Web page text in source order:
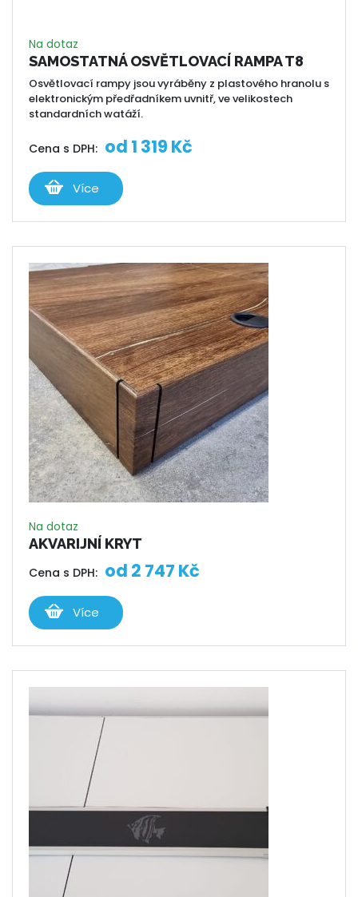
Na dotaz
SAMOSTATNÁ OSVĚTLOVACÍ RAMPA T8
Osvětlovací rampy jsou vyráběny z plastového hranolu s
elektronickým předřadníkem uvnitř, ve velikostech
standardních watáží.
Cena s DPH: od 1 319 Kč
Více
Na dotaz
AKVARIJNÍ KRYT
Cena s DPH: od 2 747 Kč
Více